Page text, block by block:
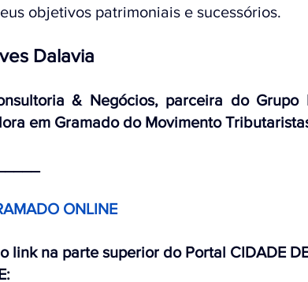
objetivos patrimoniais e sucessórios.
Dalavia
& Negócios, parceira do Grupo
em Gramado do Movimento
ONLINE
link na parte superior do Portal CIDADE